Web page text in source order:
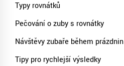
Typy rovnátků
Pečování o zuby s rovnátky
Návštěvy zubaře během prázdnin
Tipy pro rychlejší výsledky